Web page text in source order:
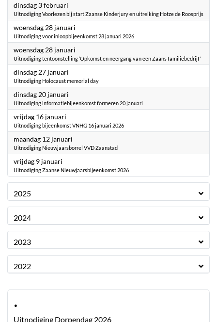
dinsdag 3 februari
Uitnodiging Voorlezen bij start Zaanse Kinderjury en uitreiking Hotze de Roosprijs
woensdag 28 januari
Uitnodiging voor inloopbijeenkomst 28 januari 2026
woensdag 28 januari
Uitnodiging tentoonstelling ‘Opkomst en neergang van een Zaans familiebedrijf’
dinsdag 27 januari
Uitnodiging Holocaust memorial day
dinsdag 20 januari
Uitnodiging informatiebijeenkomst formeren 20 januari
vrijdag 16 januari
Uitnodiging bijeenkomst VNHG 16 januari 2026
maandag 12 januari
Uitnodiging Nieuwjaarsborrel VVD Zaanstad
vrijdag 9 januari
Uitnodiging Zaanse Nieuwjaarsbijeenkomst 2026
2025
2024
2023
2022
·
Uitnodiging Dorpendag 2026